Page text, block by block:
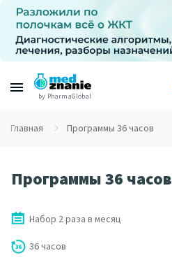
by PharmaGlobal
Главная Программы 36 часов
Программы 36 часов
Набор 2 раза в месяц
36 часов